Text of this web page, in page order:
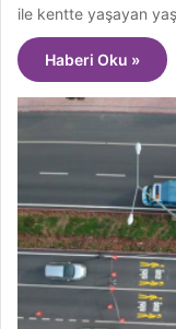
ile kentte yaşayan
Haberi Oku »